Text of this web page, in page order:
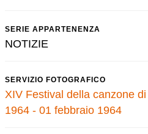
SERIE APPARTENENZA
NOTIZIE
SERVIZIO FOTOGRAFICO
XIV Festival della canzone
1964 - 01 febbraio 1964